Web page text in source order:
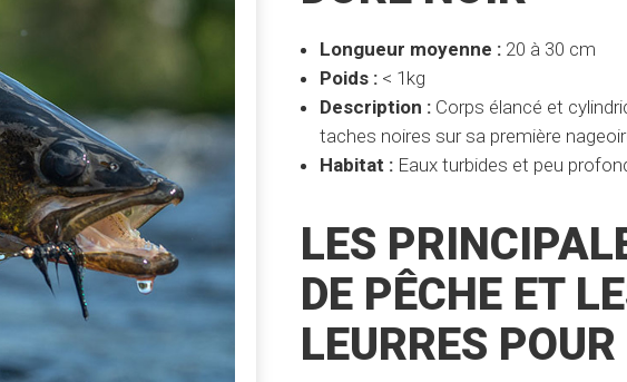
Longueur moyenne : 20 à 30 cm
Poids : < 1kg
Description : Corps élancé et
taches noires sur sa première
Habitat : Eaux turbides et peu
LES
DE PÊCHE ET
LEURRES